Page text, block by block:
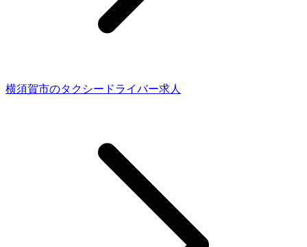
横須賀市のタクシードライバー求人